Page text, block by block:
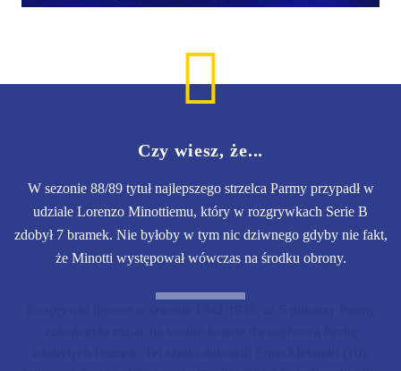
Czy wiesz, że...
W sezonie 88/89 tytuł najlepszego strzelca Parmy przypadł w
udziale Lorenzo Minottiemu, który w rozgrywkach Serie B
zdobył 7 bramek. Nie byłoby w tym nic dziwnego gdyby nie fakt,
że Minotti występował wówczas na środku obrony.